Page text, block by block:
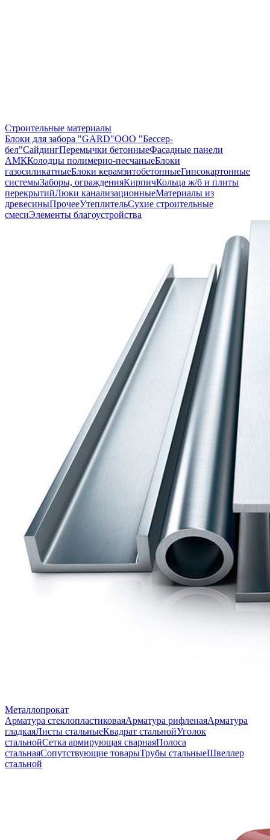
Строительные материалы
Блоки для забора "GARD"ООО "Бессер-
бел"СайдингПеремычки бетонныеФасадные панели
АМККолодцы полимерно-песчаныеБлоки
газосиликатныеБлоки керамзитобетонныеГипсокартонные
системыЗаборы, огражденияКирпичКольца ж/б и плиты
перекрытийЛюки канализационныеМатериалы из
древесиныПрочееУтеплительСухие строительные
смесиЭлементы благоустройства
Металлопрокат
Арматура стеклопластиковаяАрматура рифленаяАрматура
гладкаяЛисты стальныеКвадрат стальнойУголок
стальнойСетка армирующая сварнаяПолоса
стальнаяСопутствующие товарыТрубы стальныеШвеллер
стальной